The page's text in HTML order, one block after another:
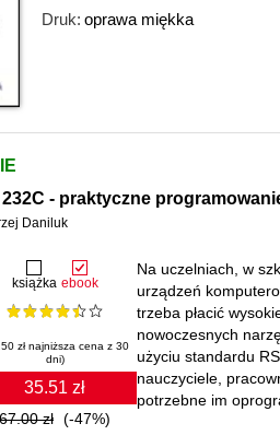
Druk: oprawa miękka
232C - praktyczne
Daniluk
książka ebook
zł najniższa cena z 30
dni)
35.51 zł
67.00 zł (-47%)
Na uczelniach, w
urządzeń
trzeba płacić
nowoczesnych
użyciu standardu
nauczyciele,
potrzebne im